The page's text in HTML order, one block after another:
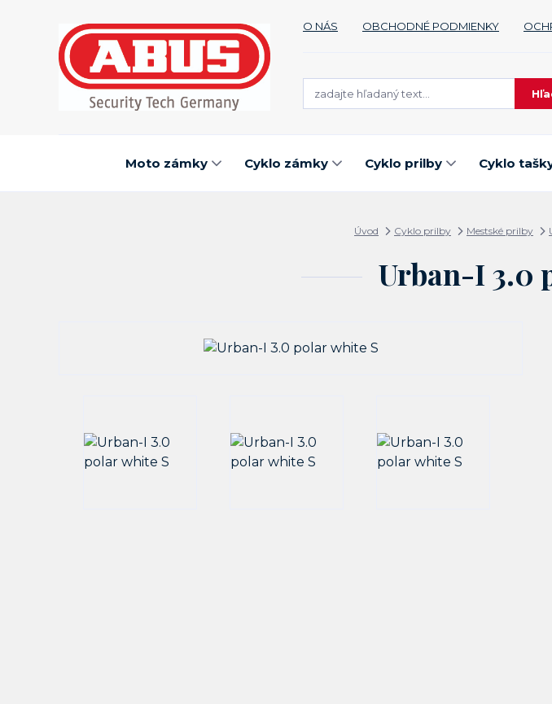
O NÁS OBCHODNÉ PODMIENKY
Moto zámky Cyklo zámky Cyklo prilby Cyklo
Úvod Cyklo prilby Mestské prilby
Urban-I 3.0